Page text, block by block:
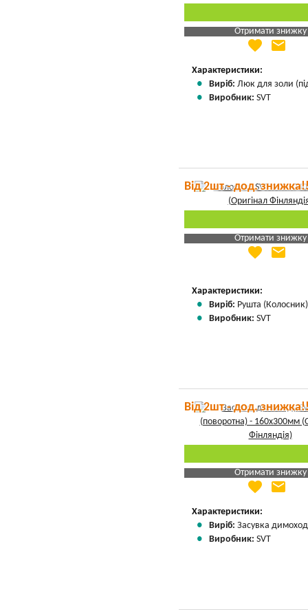
Отримати знижку
Яка Ваша ціна
favorite email
Характеристики:
Виріб: Люк для золи
Виробник: SVT
Від 2шт - дод.
Отримати знижку
Яка Ваша ціна
favorite email
Характеристики:
Виріб: Рушта
Виробник: SVT
Від 2шт - дод.
Отримати знижку
Яка Ваша ціна
favorite email
Характеристики:
Виріб: Засувка
Виробник: SVT